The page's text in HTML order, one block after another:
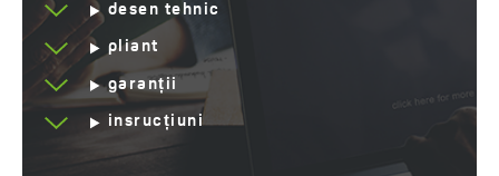
desen tehnic
pliant
garanții
insrucțiuni